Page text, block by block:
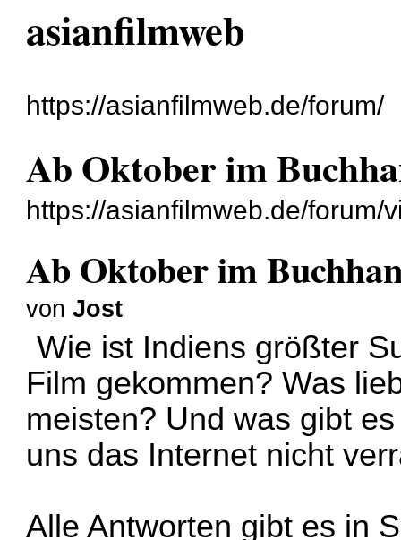
asianfilmweb
https://asianfilmweb.de/forum/
Ab Oktober im
https://asianfilmweb.de/forum/
Ab Oktober im
vonJost
Wie ist Indiens größter
Film gekommen? Was
meisten? Und was gibt
uns das Internet nicht
Alle Antworten gibt es in